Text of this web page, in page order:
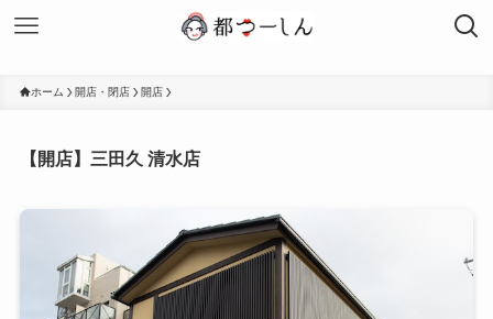
ホーム 開店・閉店 開店
【開店】三田久 清水店